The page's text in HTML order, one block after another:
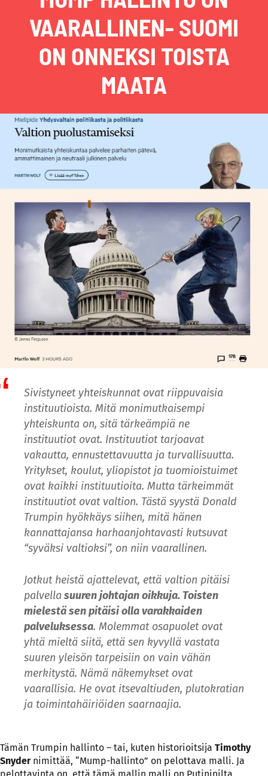
VAARALLINEN- SUOMI
ON ONNEKSI TOISTA
MAATA
Sivistyneet yhteiskunnat ovat riippuvaisia ​​
instituutioista. Mitä monimutkaisempi
yhteiskunta on, sitä tärkeämpiä ne
instituutiot ovat. Instituutiot tarjoavat
vakautta, ennustettavuutta ja turvallisuutta.
Yritykset, koulut, yliopistot ja tuomioistuimet
ovat kaikki instituutioita. Mutta tärkeimmät
instituutiot ovat valtion. Tästä syystä Donald
Trumpin hyökkäys siihen, mitä hänen
kannattajansa harhaanjohtavasti kutsuvat
“syväksi valtioksi”, on niin vaarallinen.
Jotkut heistä ajattelevat, että valtion pitäisi
palvellasuuren johtajan oikkuja. Toisten
mielestä sen pitäisi olla varakkaiden
palveluksessa. Molemmat osapuolet ovat
yhtä mieltä siitä, että sen kyvyllä vastata
suuren yleisön tarpeisiin on vain vähän
merkitystä. Nämä näkemykset ovat
vaarallisia. He ovat itsevaltiuden, plutokratian
ja toimintahäiriöiden saarnaajia.
Tämän Trumpin hallinto – tai, kuten historioitsija Timothy
Snydernimittää, “Mump-hallinto” on pelottava malli. Ja
pelottavinta on, että tämä mallin malli on Putininilta